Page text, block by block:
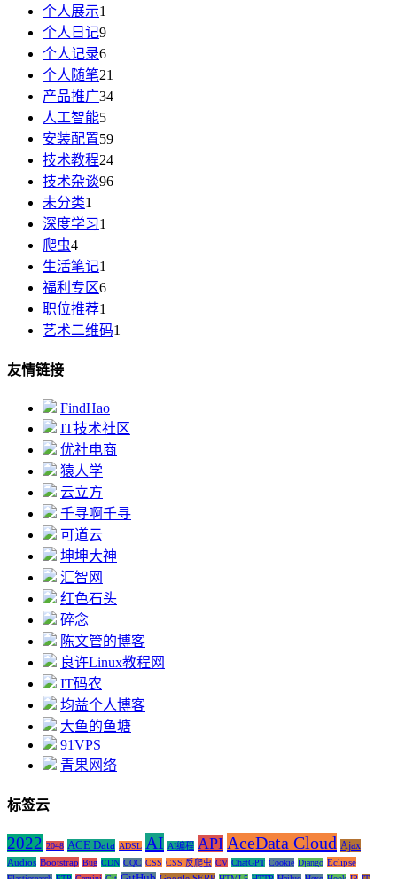
个人展示1
个人日记9
个人记录6
个人随笔21
产品推广34
人工智能5
安装配置59
技术教程24
技术杂谈96
未分类1
深度学习1
爬虫4
生活笔记1
福利专区6
职位推荐1
艺术二维码1
友情链接
FindHao
IT技术社区
优社电商
猿人学
云立方
千寻啊千寻
可道云
坤坤大神
汇智网
红色石头
碎念
陈文管的博客
良许Linux教程网
IT码农
均益个人博客
大鱼的鱼塘
91VPS
青果网络
标签云
2022 2048 ACE Data ADSL AI AI编程 API AceData Cloud Ajax
Audios Bootstrap Bug CDN CQC CSS CSS 反爬虫 CV ChatGPT Cookie Django Eclipse